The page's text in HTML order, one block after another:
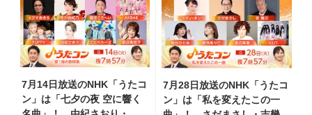
7月14日放送のNHK「うたコ
ン」は「七夕の夜 空に響く
7月28日放送のNHK「うたコ
ン」は「私を変えたこの一